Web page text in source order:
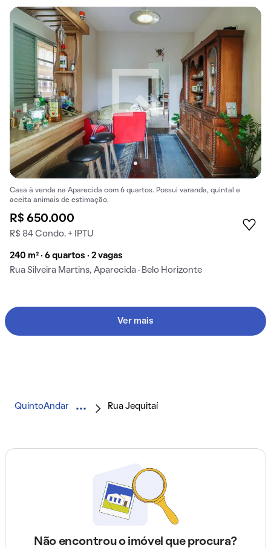
Casa à venda na Aparecida com 6 quartos. Possui varanda, quintal e
aceita animais de estimação.
R$ 650.000
R$ 84 Condo. + IPTU
240 m² · 6 quartos · 2 vagas
Rua Silveira Martins, Aparecida · Belo Horizonte
Ver mais
QuintoAndar Rua Jequitaí
Não encontrou o imóvel que procura?